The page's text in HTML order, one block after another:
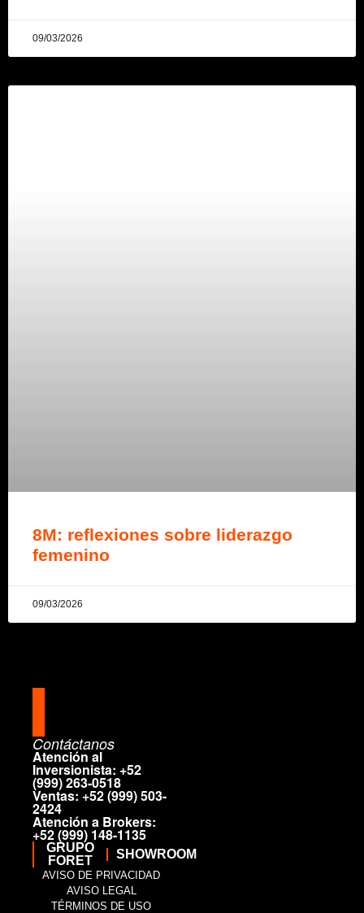
09/03/2026
8M: reflexiones sobre liderazgo
femenino
09/03/2026
Contáctanos
Atención al
Inversionista: +52
(999) 263-0518
Ventas: +52 (999) 503-
2424
Atención a Brokers:
+52 (999) 148-1135
GRUPO
FORET
SHOWROOM
AVISO DE PRIVACIDAD
AVISO LEGAL
TÉRMINOS DE USO